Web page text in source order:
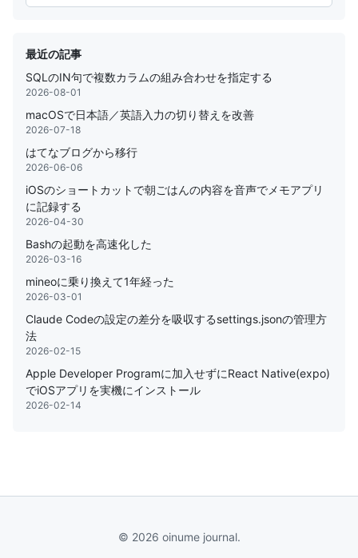
最近の記事
SQLのIN句で複数カラムの組み合わせを指定する
2026-08-01
macOSで日本語／英語入力の切り替えを改善
2026-07-18
はてなブログから移行
2026-06-06
iOSのショートカットで朝ごはんの内容を音声でメモアプリ
に記録する
2026-04-30
Bashの起動を高速化した
2026-03-16
mineoに乗り換えて1年経った
2026-03-01
Claude Codeの設定の差分を吸収するsettings.jsonの管理方
法
2026-02-15
Apple Developer Programに加入せずにReact Native(expo)
でiOSアプリを実機にインストール
2026-02-14
© 2026 oinume journal.